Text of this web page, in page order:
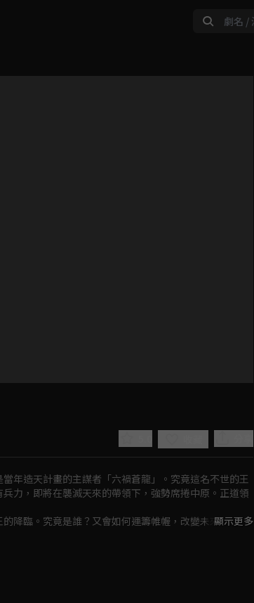
年造天計畫的主謀者「六禍蒼龍」。究竟這名不世的王
力，即將在襲滅天來的帶領下，強勢席捲中原。正道領
降臨。究竟是誰？又會如何運籌帷幄，改變未來的天
顯示更多